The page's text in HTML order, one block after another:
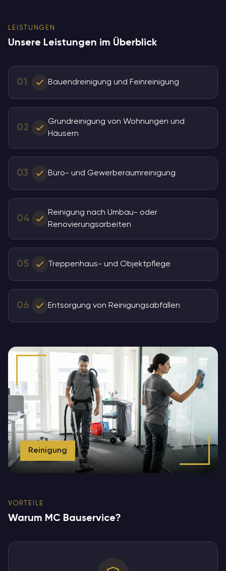
LEISTUNGEN
Unsere Leistungen im Überblick
01 Bauendreinigung und Feinreinigung
02
Grundreinigung von Wohnungen und
Häusern
03 Büro- und Gewerberaumreinigung
04
Reinigung nach Umbau- oder
Renovierungsarbeiten
05 Treppenhaus- und Objektpflege
06 Entsorgung von Reinigungsabfällen
Reinigung
VORTEILE
Warum MC Bauservice?